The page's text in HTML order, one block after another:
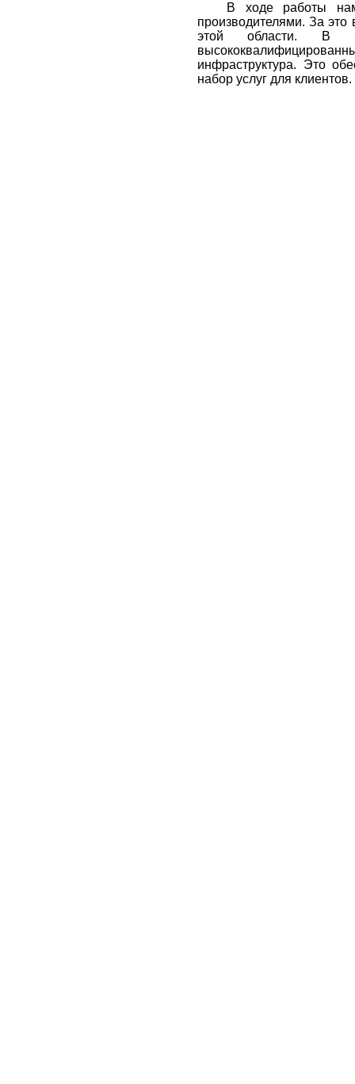
В ходе работы нами
производителями. За
этой области. В
инфраструктура. Это
набор услуг для клиентов.